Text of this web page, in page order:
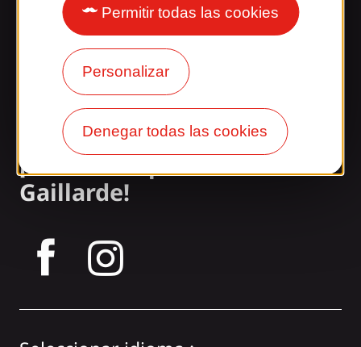
Permitir todas las cookies
Personalizar
Denegar todas las cookies
Nuestros horarios
Acceso y transporte
Nuestros folletos
Nuestro blog
¡Únete a la pandilla
Gaillarde!